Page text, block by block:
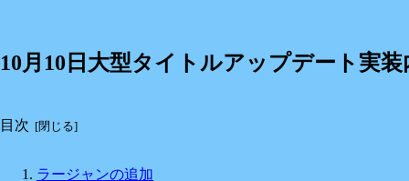
10月10日大型タイトルアップデート実装
目次
ラージャンの追加